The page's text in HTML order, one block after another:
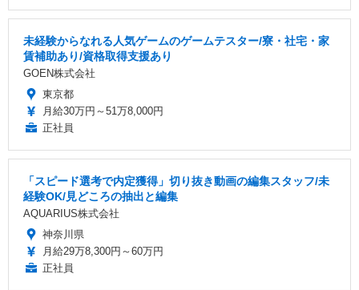
未経験からなれる人気ゲームのゲームテスター/寮・社宅・家
賃補助あり/資格取得支援あり
GOEN株式会社
東京都
月給30万円～51万8,000円
正社員
「スピード選考で内定獲得」切り抜き動画の編集スタッフ/未
経験OK/見どころの抽出と編集
AQUARIUS株式会社
神奈川県
月給29万8,300円～60万円
正社員